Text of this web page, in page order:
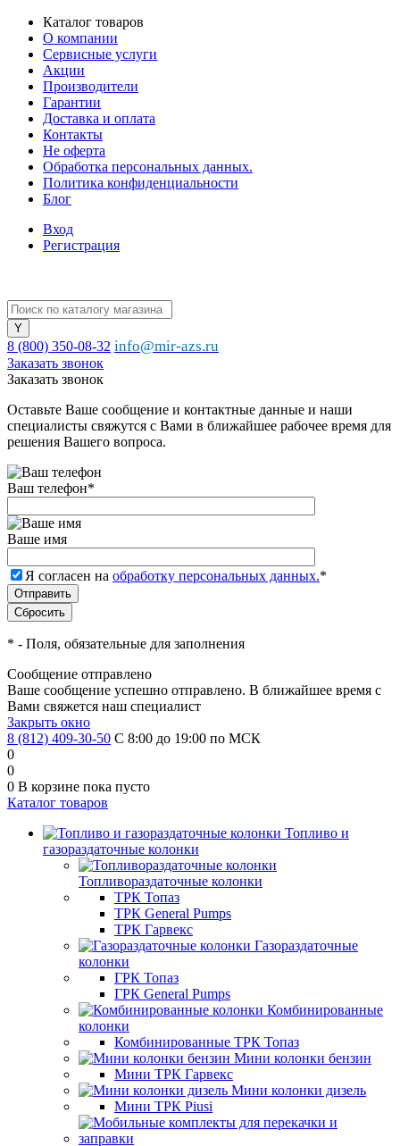
Каталог товаров
О компании
Сервисные услуги
Акции
Производители
Гарантии
Доставка и оплата
Контакты
Не оферта
Обработка персональных данных.
Политика конфиденциальности
Блог
Вход
Регистрация
8 (800) 350-08-32 info@mir-azs.ru
Заказать звонок
Заказать звонок
Оставьте Ваше сообщение и контактные данные и наши
специалисты свяжутся с Вами в ближайшее рабочее время для
решения Вашего вопроса.
Ваш телефон*
Ваше имя
Я согласен на обработку персональных данных.*
* - Поля, обязательные для заполнения
Сообщение отправлено
Ваше сообщение успешно отправлено. В ближайшее время с
Вами свяжется наш специалист
Закрыть окно
8 (812) 409-30-50 С 8:00 до 19:00 по МСК
0
0
0 В корзине пока пусто
Каталог товаров
Топливо и
газораздаточные колонки
Топливораздаточные колонки
ТРК Топаз
ТРК General Pumps
ТРК Гарвекс
Газораздаточные
колонки
ГРК Топаз
ГРК General Pumps
Комбинированные
колонки
Комбинированные ТРК Топаз
Мини колонки бензин
Мини ТРК Гарвекс
Мини колонки дизель
Мини ТРК Piusi